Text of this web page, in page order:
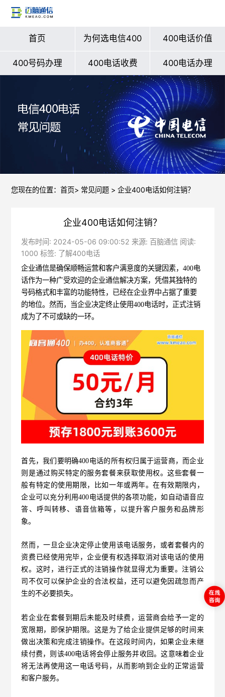
首页 为何选电信400 400电话价值
400号码办理 400电话收费 400电话办理
您现在的位置： 首页> 常见问题> 企业400电话如何注销？
企业400电话如何注销？
发布时间: 2024-05-06 09:00:52 来源: 百脑通信 阅读:
1000 标签: 了解400电话
企业通信是确保顺畅运营和客户满意度的关键因素，400电
话作为一种广受欢迎的企业通信解决方案，凭借其独特的
号码格式和丰富的功能特性，已经在企业界中占据了重要
的地位。然而，当企业决定终止使用400电话时，正式注销
成为了不可或缺的一环。
首先，我们要明确400电话的所有权归属于运营商，而企业
则是通过购买特定的服务套餐来获取使用权。这些套餐一
般有特定的使用期限，比如一年或两年。在有效期限内，
企业可以充分利用400电话提供的各项功能，如自动语音应
答、呼叫转移、语音信箱等，以提升客户服务和品牌形
象。
然而，一旦企业决定停止使用该电话服务，或者套餐内的
资费已经使用完毕，企业便有权选择取消对该电话的使用
权。这时，进行正式的注销操作就显得尤为重要。注销公
司不仅可以保护企业的合法权益，还可以避免因疏忽而产
生的不必要损失。
若企业在套餐到期后未能及时续费，运营商会给予一定的
宽限期，即保护期限。这是为了给企业提供足够的时间来
做出决策和完成注销操作。在这段时间内，如果企业未继
续付费，则该400电话将会停止服务并收回。这意味着企业
将无法再使用这一电话号码，从而影响到企业的正常运营
和客户服务。